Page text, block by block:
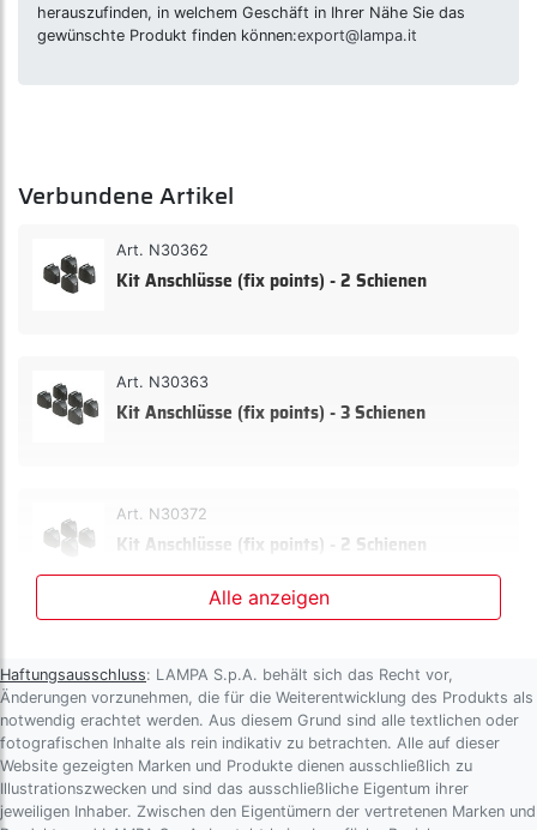
herauszufinden, in welchem Geschäft in Ihrer Nähe Sie das
gewünschte Produkt finden können:export@lampa.it
Verbundene Artikel
Art. N30362
Kit Anschlüsse (fix points) - 2 Schienen
Art. N30363
Kit Anschlüsse (fix points) - 3 Schienen
Art. N30372
Kit Anschlüsse (fix points) - 2 Schienen
Kit Anschlüsse (fix points) - 4 Schienen
Art. N30394
Kit Anschlüsse (fix points) - 4 Schienen
Alle anzeigen
Haftungsausschluss: LAMPA S.p.A. behält sich das Recht vor,
Änderungen vorzunehmen, die für die Weiterentwicklung des Produkts als
notwendig erachtet werden. Aus diesem Grund sind alle textlichen oder
fotografischen Inhalte als rein indikativ zu betrachten. Alle auf dieser
Website gezeigten Marken und Produkte dienen ausschließlich zu
Illustrationszwecken und sind das ausschließliche Eigentum ihrer
jeweiligen Inhaber. Zwischen den Eigentümern der vertretenen Marken und